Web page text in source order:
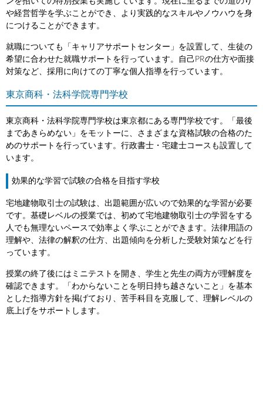
や経営哲学を学ぶことができ、より実践的なスキルやノウハウを身
につけることができます。
就職についても「キャリアサポートセンター」を設置して、生徒の
希望に合わせた就職サポートを行っています。自己PRの仕方や面接
対策など、採用に向けての丁寧な個人指導を行っています。
東京商科・法科学院専門学校
東京商科・法科学院専門学校は東京都にある専門学校です。「最後
まであきらめない」をモットーに、さまざまな資格試験の合格のた
めのサポートを行っています。行政書士・宅建士コースも設置して
います。
効果的な学習で試験の合格を目指す学校
宅地建物取引士の試験は、出題範囲が広いので効果的な学習が必要
です。基礎レベルの授業では、初めて宅地建物取引士の学習をする
人でも無理ないペースで効率よく学ぶことができます。法律用語の
理解や、法律の解釈の仕方、出題傾向を分析した受験対策などを行
っています。
授業の終了後にはミニテストを開き、学生と先生の両方が理解度を
確認できます。「わからないことを明日持ち越さないこと」を基本
とした指導方針を掲げており、苦手科目を克服して、理解レベルの
底上げをサポートします。